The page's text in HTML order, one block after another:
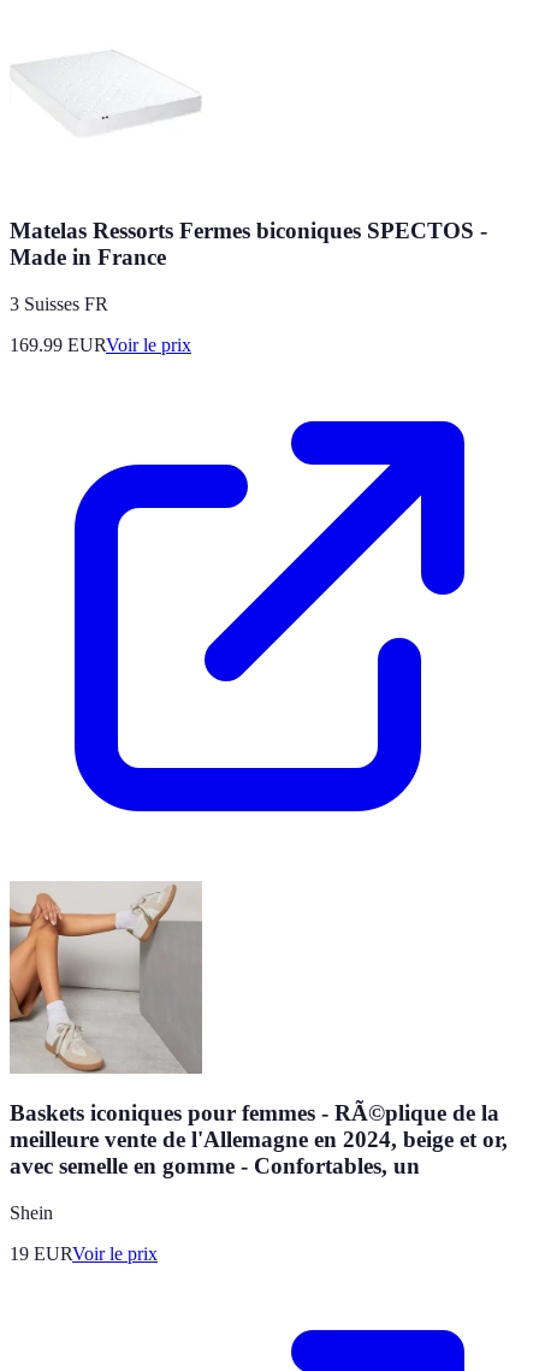
Matelas Ressorts Fermes biconiques SPECTOS -
Made in France
3 Suisses FR
169.99 EURVoir le prix
Baskets iconiques pour femmes - RÃ©plique de la
meilleure vente de l'Allemagne en 2024, beige et or,
avec semelle en gomme - Confortables, un
Shein
19 EURVoir le prix